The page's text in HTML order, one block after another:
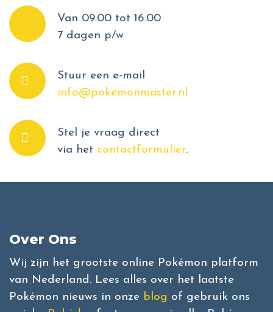
Van 09.00 tot 16.00
7 dagen p/w
Stuur een e-mail
info@pokemonmaster.nl
Stel je vraag direct
via het contactformulier.
Over Ons
Wij zijn het grootste online Pokémon platform
van Nederland. Lees alles over het laatste
Pokémon nieuws in onze blog of gebruik ons